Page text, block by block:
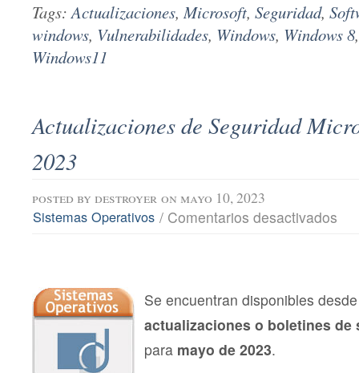
Tags:Actualizaciones,Microsoft, Seguridad,
windows, Vulnerabilidades, Windows, Windows 8
Windows11
Actualizaciones de Seguridad
2023
posted by destroyer on mayo 10, 2023
Sistemas Operativos / Comentarios desactivados
2023
Se encuentran disponibles
actualizaciones o boletines de
para mayo de 2023.